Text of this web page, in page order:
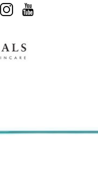
INSTAGRAM